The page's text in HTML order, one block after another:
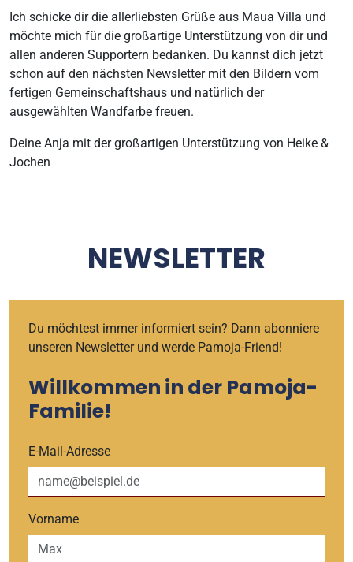
Ich schicke dir die allerliebsten Grüße aus Maua Villa und
möchte mich für die großartige Unterstützung von dir und
allen anderen Supportern bedanken. Du kannst dich jetzt
schon auf den nächsten Newsletter mit den Bildern vom
fertigen Gemeinschaftshaus und natürlich der
ausgewählten Wandfarbe freuen.
Deine Anja mit der großartigen Unterstützung von Heike &
Jochen
NEWSLETTER
Du möchtest immer informiert sein? Dann abonniere
unseren Newsletter und werde Pamoja-Friend!
Willkommen in der Pamoja-
Familie!
E-Mail-Adresse
Vorname